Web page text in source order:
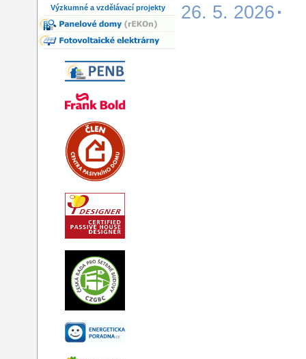
Výzkumné a vzdělávací projekty
26. 5. 2026